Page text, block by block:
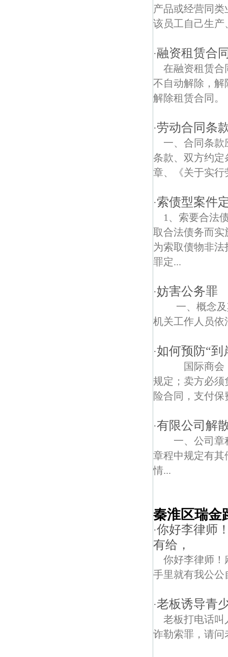
产品或经营同
该员工自己生产
·融资租赁合
在融资租赁合
不自动解除，解
解除租赁合同
·劳动合同条
一、合同条
条款、双方约
章、《关于实行
·索债型案件
1、索要合法
取合法债务而实
为索取债物非
罪定...
·妨害公务罪
一、概念及
机关工作人员
·如何预防“到
国际商会（
规定；卖方必须
险合同，支付
·有限公司解
一、公司
章程中规定有
情...
秦淮区瑞金
·你好李律师
有给，
你好李律师！
手里就有我公公
·老板诱导青
老板打电话叫
诈勒索罪，请问